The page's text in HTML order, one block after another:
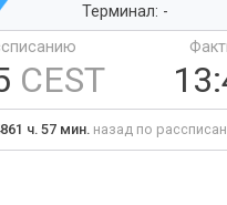
Терминал: -
CEST
ч. 57 мин. назад по